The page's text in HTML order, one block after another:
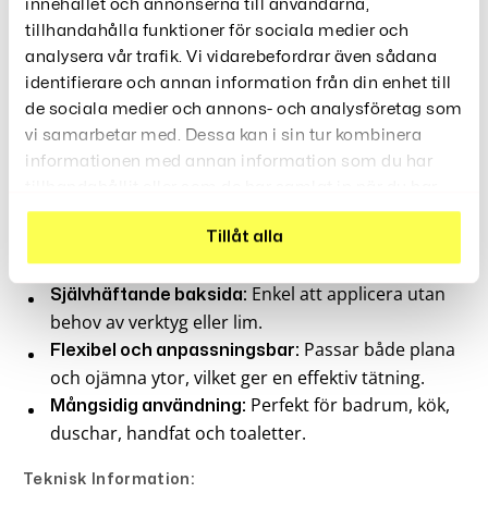
innehållet och annonserna till användarna,
tillhandahålla funktioner för sociala medier och
analysera vår trafik. Vi vidarebefordrar även sådana
identifierare och annan information från din enhet till
de sociala medier och annons- och analysföretag som
vi samarbetar med. Dessa kan i sin tur kombinera
informationen med annan information som du har
använt deras tjänster.
Tillåt alla
Mögel, Vilket Hjälper Till Att Hålla Dina Ytor Rena Och
Hygieniska. Den Flexibla Designen Gör Att Den Passar
Perfekt På Både Plana Och Ojämna Ytor, Vilket
Säkerställer En Tät Försegling Som Skyddar Mot
Vatteninträngning. Finns I Längder På 1 Meter Och 3,2
Meter, Vilket Gör Den Lämplig För Olika
Användningsområden I Hela Ditt Hem.
Vattentät och mögelresistent:
försegling som skyddar mot fukt och mögel.
Självhäftande baksida: Enkel att applicera utan
behov av verktyg eller lim.
Flexibel och anpassningsbar: Passar både plana
och ojämna ytor, vilket ger en effektiv tätning.
Mångsidig användning: Perfekt för badrum, kök,
duschar, handfat och toaletter.
Teknisk Information: